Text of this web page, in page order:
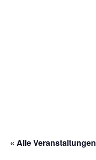
Kirchen
« Alle Veranstaltungen